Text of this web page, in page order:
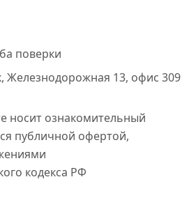
поверки
Железнодорожная 13, офис 309
носит ознакомительный
публичной офертой,
кодекса РФ